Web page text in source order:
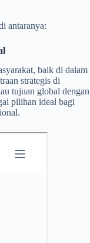
antaranya:
baik di dalam
strategis di
tujuan global dengan
pilihan ideal bagi